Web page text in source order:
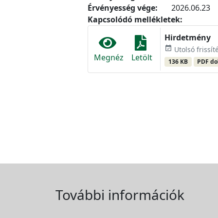
Érvényesség vége:
2026.06.23
Kapcsolódó mellékletek:
Megnéz Letölt
Hirdetmény
event_available Utolsó
136 KB PDF
További információk